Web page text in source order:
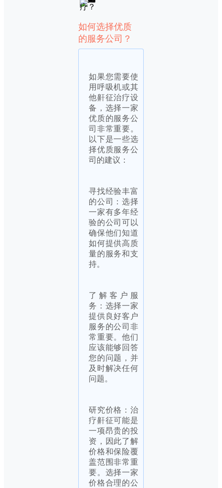
如何选择优质
的服务公司？
如果您需要使
用呼吸机或其
他鼾征治疗设
备，选择一家
优质的服务公
司非常重要。
以下是一些选
择优质服务公
司的建议：
寻找经验丰富
的公司：选择
一家有多年经
验的公司可以
确保他们知道
如何提供高质
量的服务和支
持。
了解客户服
务：选择一家
提供良好客户
服务的公司非
常重要。他们
应该能够回答
您的问题，并
及时解决任何
问题。
研究价格：治
疗鼾征可能是
一项昂贵的投
资，因此了解
价格和保险覆
盖范围非常重
要。选择一家
价格合理的公